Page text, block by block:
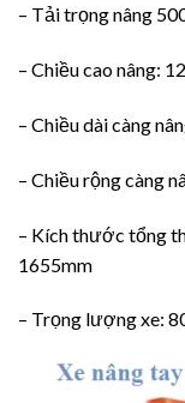
– Tải trọng nâng
– Chiều cao nâng:
– Chiều dài càng
– Chiều rộng càng
– Kích thước tổng
1655mm
– Trọng lượng xe: